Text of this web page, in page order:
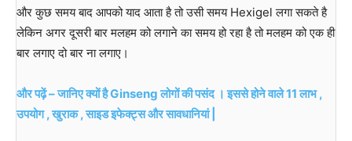
और कुछ समय बाद आपको याद आता है तो उसी समय Hexigel लगा सकते है
लेकिन अगर दूसरी बार मलहम को लगाने का समय हो रहा है तो मलहम को एक ही
बार लगाए दो बार ना लगाए।
और पढ़ें – जानिए क्यों है Ginseng लोगों की पसंद । इससे होने वाले 11 लाभ ,
उपयोग , खुराक , साइड इफेक्ट्स और सावधानियां |